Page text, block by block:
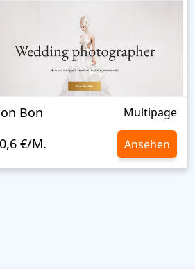
Bon Multipage
€/M. Ansehen